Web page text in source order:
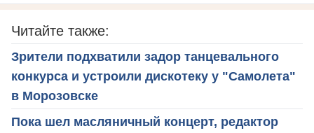
Читайте также:
Зрители подхватили задор танцевального
конкурса и устроили дискотеку у "Самолета"
в Морозовске
Пока шел масляничный концерт, редактор